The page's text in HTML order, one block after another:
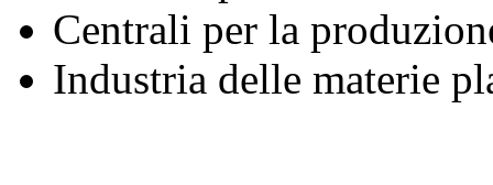
Centrali per la
Industria delle materie